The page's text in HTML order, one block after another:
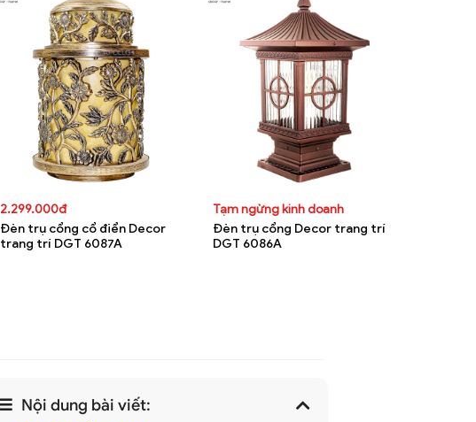
2.299.000đ
Đèn trụ cổng cổ điển Decor
trang trí DGT 6087A
Tạm ngừng kinh doanh
Đèn trụ cổng Decor trang trí
DGT 6086A
Nội dung bài viết: